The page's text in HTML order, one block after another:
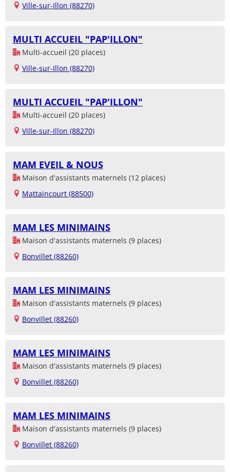
Ville-sur-Illon (88270)
MULTI ACCUEIL "PAP'ILLON"
Multi-accueil (20 places)
Ville-sur-Illon (88270)
MULTI ACCUEIL "PAP'ILLON"
Multi-accueil (20 places)
Ville-sur-Illon (88270)
MAM EVEIL & NOUS
Maison d'assistants maternels (12 places)
Mattaincourt (88500)
MAM LES MINIMAINS
Maison d'assistants maternels (9 places)
Bonvillet (88260)
MAM LES MINIMAINS
Maison d'assistants maternels (9 places)
Bonvillet (88260)
MAM LES MINIMAINS
Maison d'assistants maternels (9 places)
Bonvillet (88260)
MAM LES MINIMAINS
Maison d'assistants maternels (9 places)
Bonvillet (88260)